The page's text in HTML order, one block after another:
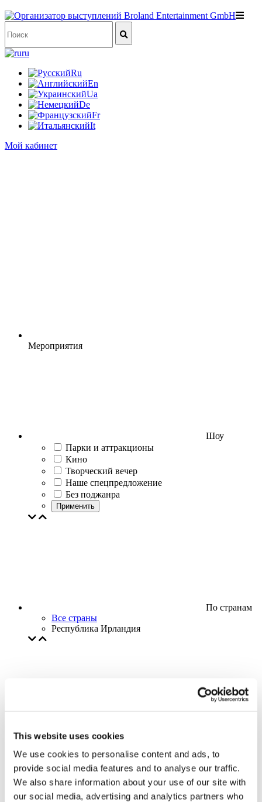
This website uses cookies
We use cookies to personalise content and ads, to
provide social media features and to analyse our traffic.
We also share information about your use of our site with
our social media, advertising and analytics partners who
ru
Ru
En
Ua
De
Fr
It
Мой кабинет
Мероприятия
Шоу
Парки и аттракционы
Кино
Творческий вечер
Наше спецпредложение
Без поджанра
Применить
По странам
Все страны
Республика Ирландия